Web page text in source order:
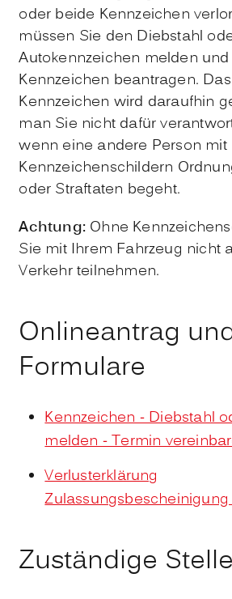
oder beide Kennzeichen
müssen Sie den Diebstahl
Autokennzeichen melden
Kennzeichen beantragen.
Kennzeichen wird daraufhin
man Sie nicht dafür
wenn eine andere Person mit
Kennzeichenschildern
oder Straftaten begeht.
Achtung: Ohne
Sie mit Ihrem Fahrzeug nicht
Verkehr teilnehmen.
Onlineantrag
Formulare
Kennzeichen - Diebstahl
melden - Termin
Verlusterklärung
Zuständige Stelle